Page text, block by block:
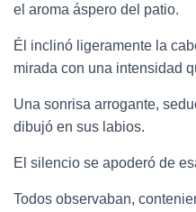
el aroma áspero del patio.
Él inclinó ligeramente la
mirada con una intensidad
Una sonrisa arrogante,
dibujó en sus labios.
El silencio se apoderó de
Todos observaban,